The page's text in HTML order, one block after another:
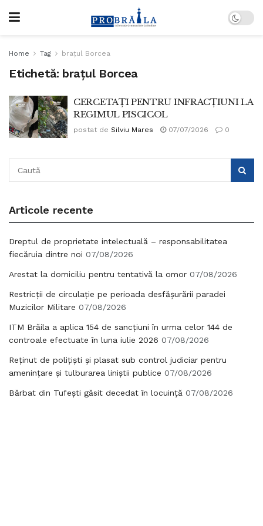
Home Tag brațul Borcea
Etichetă: brațul Borcea
CERCETAȚI PENTRU INFRACȚIUNI LA
REGIMUL PISCICOL
postat de Silviu Mares 07/07/2026 0
Articole recente
Dreptul de proprietate intelectuală – responsabilitatea
fiecăruia dintre noi 07/08/2026
Arestat la domiciliu pentru tentativă la omor 07/08/2026
Restricții de circulație pe perioada desfășurării paradei
Muzicilor Militare 07/08/2026
ITM Brăila a aplica 154 de sancțiuni în urma celor 144 de
controale efectuate în luna iulie 2026 07/08/2026
Reținut de polițiști și plasat sub control judiciar pentru
amenințare și tulburarea liniștii publice 07/08/2026
Bărbat din Tufești găsit decedat în locuință 07/08/2026